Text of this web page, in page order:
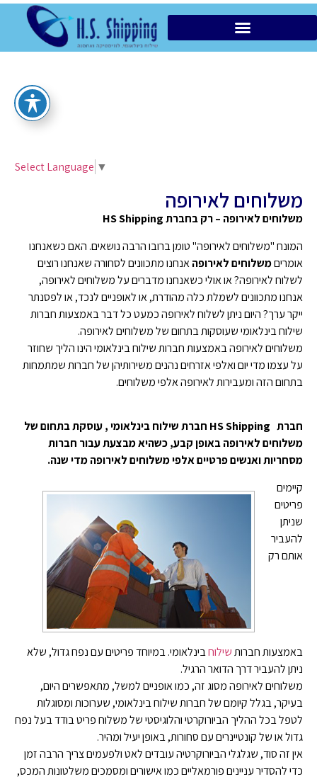
Select Language ▼
משלוחים לאירופה
משלוחים לאירופה – רק בחברת HS Shipping
המונח "משלוחים לאירופה" טומן ברובו הרבה נושאים. האם כשאנחנו
אומריםמשלוחים לאירופהאנחנו מתכוונים לסחורה שאנחנו רוצים
לשלוח לאירופה? או אולי כשאנחנו מדברים על משלוחים לאירופה,
אנחנו מתכוונים לשמלת כלה מהודרת, או לאופניים לנכד, או לפסנתר
ייקר ערך? היום ניתן לשלוח לאירופה כמעט כל דבר באמצעות חברות
שילוח בינלאומי שעוסקות בתחום של משלוחים לאירופה.
משלוחים לאירופה באמצעות חברות שילוח בינלאומי הינו הליך שחוזר
על עצמו מדי יום ואלפי אזרחים נהנים משירותיהן של חברות שמתמחות
בתחום הזה ומעבירות לאירופה אלפי משלוחים.
חברת HS Shipping חברת שילוח בינלאומי , עוסקת בתחום של
משלוחים לאירופה באופן קבע, כשהיא מבצעת עבור חברות
מסחריות ואנשים פרטיים אלפי משלוחים לאירופה מדי שנה.
קיימים
פריטים
שניתן
להעביר
אותם רק
באמצעות חברותשילוחבינלאומי. במיוחד פריטים עם נפח גדול, שלא
ניתן להעביר דרך הדואר הרגיל.
משלוחים לאירופה מסוג זה, כמו אופניים למשל, מתאפשרים היום,
בעיקר, בגלל קיומם של חברות שילוח בינלאומי, שערוכות ומסוגלות
לטפל בכל ההליך הביורוקרטי והלוגיסטי של משלוח פריט בודד בעל נפח
גדול או של קונטיינרים עם סחורות, באופן יעיל ומהיר.
אין זה סוד, שגלגלי הביורוקרטיה עובדים לאט ולפעמים צריך הרבה זמן
כדי להסדיר עניינים פורמאליים כמו אישורים ומסמכים משלטונות המכס,